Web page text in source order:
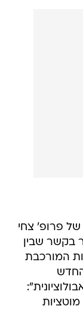
של פרופ' צחי
בקשר שבין
המורכבת